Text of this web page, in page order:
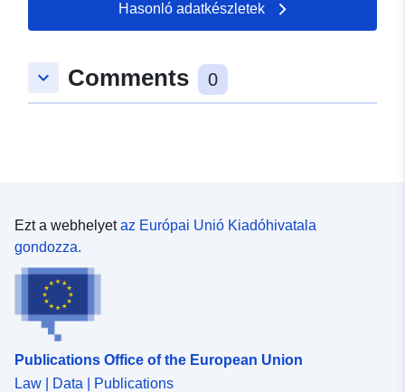
Hasonló adatkészletek
keyboard_arrow_down Comments 0
Ezt a webhelyetaz Európai Unió Kiadóhivatala
gondozza.
Publications Office of the European Union
Law | Data | Publications